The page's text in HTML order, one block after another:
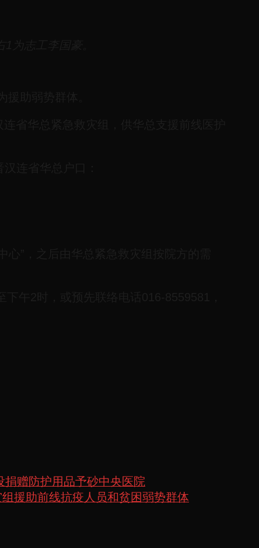
为志工李国豪。
助弱势群体。
省华总紧急救灾组，供华总支援前线医护
连省华总户口：
”，之后由华总紧急救灾组按院方的需
午2时，或预先联络电话016-8559581，
赠防护用品予砂中央医院
援助前线抗疫人员和贫困弱势群体